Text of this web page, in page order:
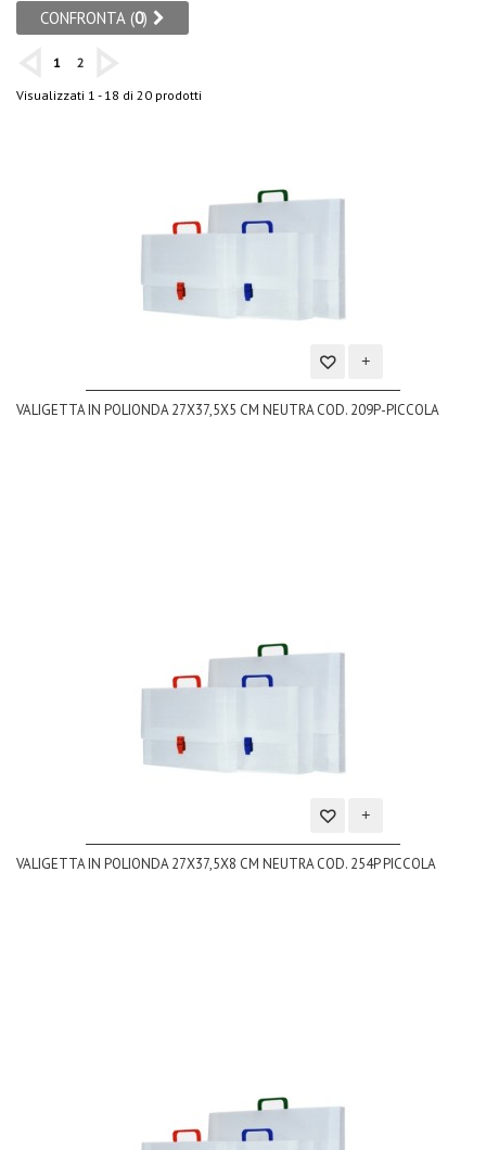
CONFRONTA (0)
1
2
Visualizzati 1 - 18 di 20 prodotti
Aggiungi
alla
VALIGETTA IN POLIONDA 27X37,5X5 CM NEUTRA COD. 209P-PICCOLA
Aggiungi
alla
VALIGETTA IN POLIONDA 27X37,5X8 CM NEUTRA COD. 254P PICCOLA